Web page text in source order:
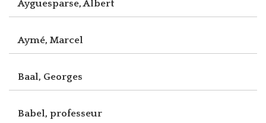
Ayguesparse, Albert
Aymé, Marcel
Baal, Georges
Babel, professeur